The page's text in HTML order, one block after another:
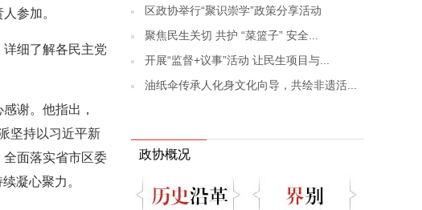
参加。
细了解各民主党
谢。他指出，
坚持以习近平新
面落实省市区委
凝心聚力。
区政协举行“聚识崇学”政策分享活动
聚焦民生关切 共护 “菜篮子” 安全...
开展“监督+议事”活动 让民生项目与...
油纸伞传承人化身文化向导，共绘非遗活...
政协概况